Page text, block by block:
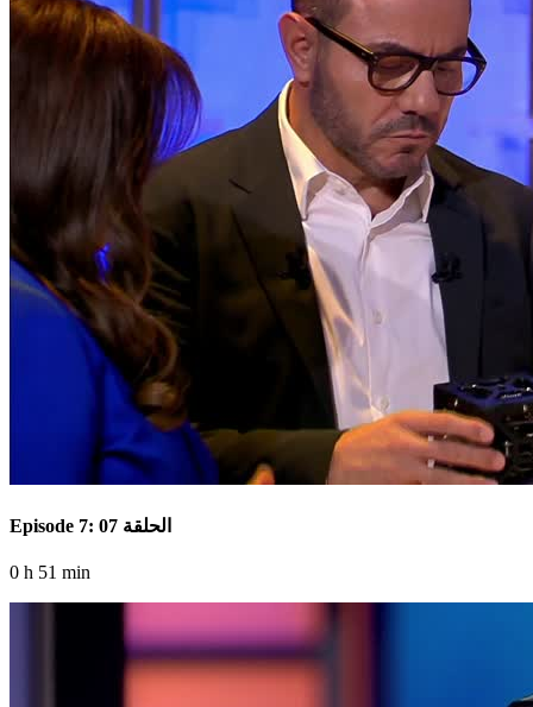
Episode 7: الحلقة 07
0 h 51 min